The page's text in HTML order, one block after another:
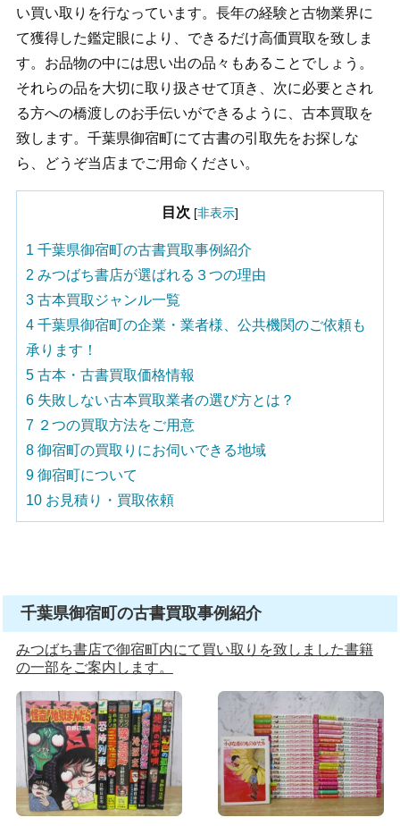
い買い取りを行なっています。長年の経験と古物業界に
て獲得した鑑定眼により、できるだけ高価買取を致しま
す。お品物の中には思い出の品々もあることでしょう。
それらの品を大切に取り扱させて頂き、次に必要とされ
る方への橋渡しのお手伝いができるように、古本買取を
致します。千葉県御宿町にて古書の引取先をお探しな
ら、どうぞ当店までご用命ください。
目次 [非表示]
1 千葉県御宿町の古書買取事例紹介
2 みつばち書店が選ばれる３つの理由
3 古本買取ジャンル一覧
4 千葉県御宿町の企業・業者様、公共機関のご依頼も
承ります！
5 古本・古書買取価格情報
6 失敗しない古本買取業者の選び方とは？
7 ２つの買取方法をご用意
8 御宿町の買取りにお伺いできる地域
9 御宿町について
10 お見積り・買取依頼
千葉県御宿町の古書買取事例紹介
みつばち書店で御宿町内にて買い取りを致しました書籍
の一部をご案内します。